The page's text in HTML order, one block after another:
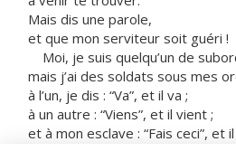
Mais dis une parole,
et que mon serviteur soit guéri !
Moi, je suis quelqu’un de
mais j’ai des soldats sous mes
à l’un, je dis : “Va”, et il va ;
à un autre : “Viens”, et il vient ;
et à mon esclave : “Fais ceci”, et